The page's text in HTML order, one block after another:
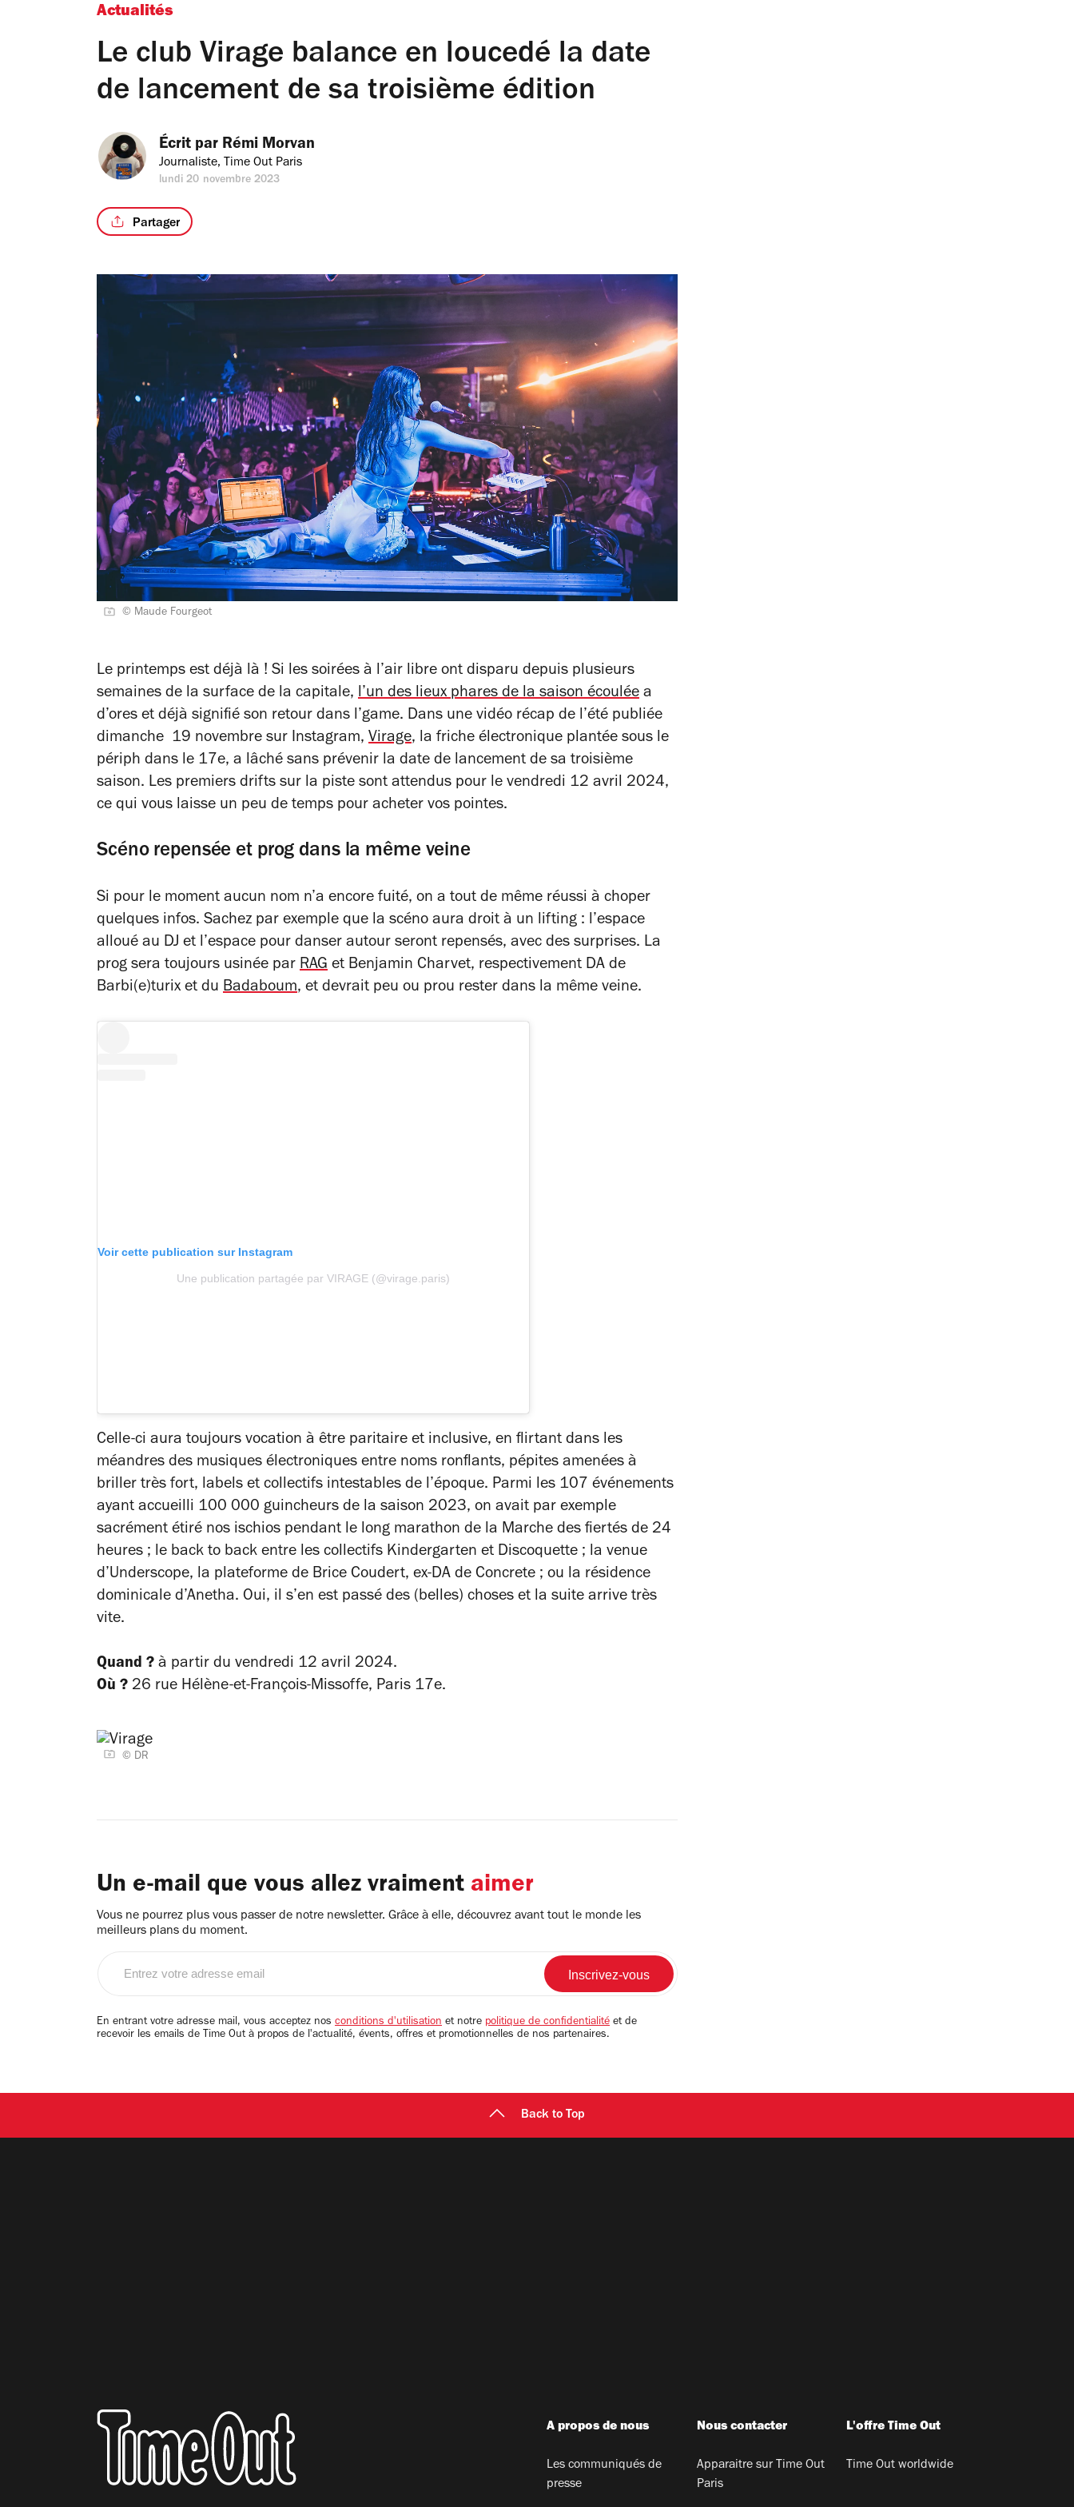
Actualités
Le club Virage balance en loucedé la date
de lancement de sa troisième édition
Écrit par Rémi Morvan
Journaliste, Time Out Paris
lundi 20 novembre 2023
Partager
© Maude Fourgeot
Le printemps est déjà là ! Si les soirées à l’air libre ont disparu depuis plusieurs
semaines de la surface de la capitale, l’un des lieux phares de la saison écoulée a
d’ores et déjà signifié son retour dans l’game. Dans une vidéo récap de l’été publiée
dimanche 19 novembre sur Instagram, Virage, la friche électronique plantée sous le
périph dans le 17e, a lâché sans prévenir la date de lancement de sa troisième
saison. Les premiers drifts sur la piste sont attendus pour le vendredi 12 avril 2024,
ce qui vous laisse un peu de temps pour acheter vos pointes.
Scéno repensée et prog dans la même veine
Si pour le moment aucun nom n’a encore fuité, on a tout de même réussi à choper
quelques infos. Sachez par exemple que la scéno aura droit à un lifting : l’espace
alloué au DJ et l’espace pour danser autour seront repensés, avec des surprises. La
prog sera toujours usinée par RAG et Benjamin Charvet, respectivement DA de
Barbi(e)turix et du Badaboum, et devrait peu ou prou rester dans la même veine.
Voir cette publication sur Instagram
Une publication partagée par VIRAGE (@virage.paris)
Celle-ci aura toujours vocation à être paritaire et inclusive, en flirtant dans les
méandres des musiques électroniques entre noms ronflants, pépites amenées à
briller très fort, labels et collectifs intestables de l’époque. Parmi les 107 événements
ayant accueilli 100 000 guincheurs de la saison 2023, on avait par exemple
sacrément étiré nos ischios pendant le long marathon de la Marche des fiertés de 24
heures ; le back to back entre les collectifs Kindergarten et Discoquette ; la venue
d’Underscope, la plateforme de Brice Coudert, ex-DA de Concrete ; ou la résidence
dominicale d’Anetha. Oui, il s’en est passé des (belles) choses et la suite arrive très
vite.
Quand ? à partir du vendredi 12 avril 2024.
Où ? 26 rue Hélène-et-François-Missoffe, Paris 17e.
© DR
Un e-mail que vous allez vraiment aimer
Vous ne pourrez plus vous passer de notre newsletter. Grâce à elle, découvrez avant tout le monde les
meilleurs plans du moment.
email
En entrant votre adresse mail, vous acceptez nos conditions d'utilisation et notre politique de confidentialité et de
recevoir les emails de Time Out à propos de l'actualité, évents, offres et promotionnelles de nos partenaires.
Back to Top
A propos de nous
Les communiqués de
presse
Nous contacter
Apparaitre sur Time Out
Paris
L'offre Time Out
Time Out worldwide